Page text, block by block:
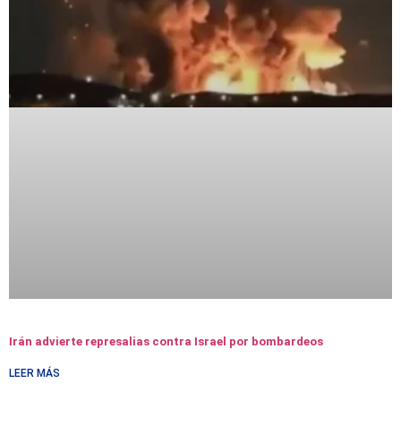
Irán advierte represalias contra Israel por bombardeos
LEER MÁS